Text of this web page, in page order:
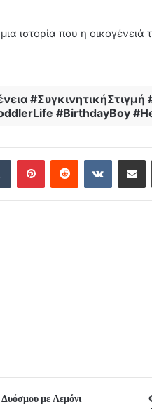
ιστορία που η
#ΣυγκινητικήΣτιγμή
#BirthdayBoy
Tumblr PinterestReddit
με Λεμόνι